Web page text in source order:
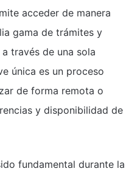
acceder de manera
gama de trámites y
través de una sola
única es un proceso
de forma remota o
y disponibilidad de
fundamental durante la